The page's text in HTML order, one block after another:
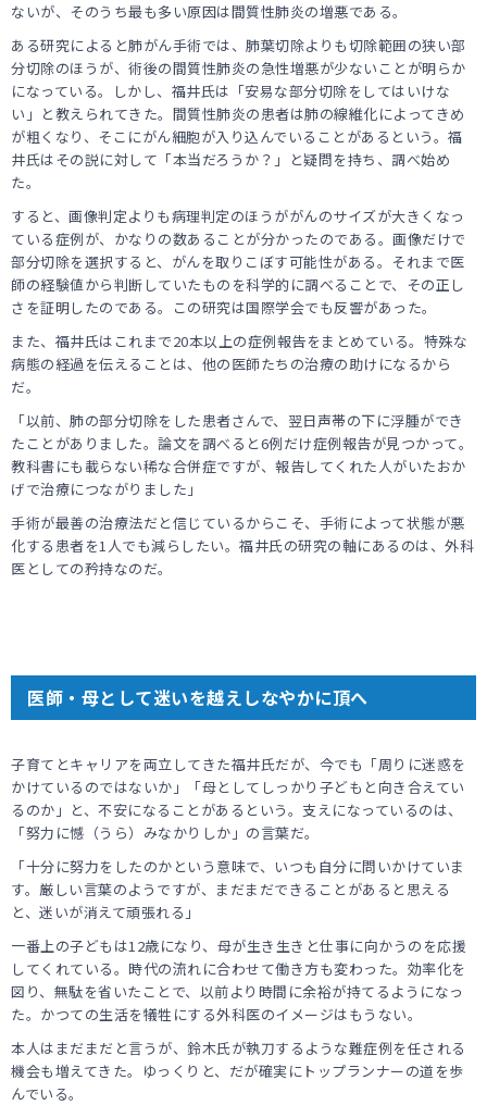
ないが、そのうち最も多い原因は間質性肺炎の増悪である。
ある研究によると肺がん手術では、肺葉切除よりも切除範囲の狭い部
分切除のほうが、術後の間質性肺炎の急性増悪が少ないことが明らか
になっている。しかし、福井氏は「安易な部分切除をしてはいけな
い」と教えられてきた。間質性肺炎の患者は肺の線維化によってきめ
が粗くなり、そこにがん細胞が入り込んでいることがあるという。福
井氏はその説に対して「本当だろうか？」と疑問を持ち、調べ始め
た。
すると、画像判定よりも病理判定のほうががんのサイズが大きくなっ
ている症例が、かなりの数あることが分かったのである。画像だけで
部分切除を選択すると、がんを取りこぼす可能性がある。それまで医
師の経験値から判断していたものを科学的に調べることで、その正し
さを証明したのである。この研究は国際学会でも反響があった。
また、福井氏はこれまで20本以上の症例報告をまとめている。特殊な
病態の経過を伝えることは、他の医師たちの治療の助けになるから
だ。
「以前、肺の部分切除をした患者さんで、翌日声帯の下に浮腫ができ
たことがありました。論文を調べると6例だけ症例報告が見つかって。
教科書にも載らない稀な合併症ですが、報告してくれた人がいたおか
げで治療につながりました」
手術が最善の治療法だと信じているからこそ、手術によって状態が悪
化する患者を1人でも減らしたい。福井氏の研究の軸にあるのは、外科
医としての矜持なのだ。
医師・母として迷いを越えしなやかに頂へ
子育てとキャリアを両立してきた福井氏だが、今でも「周りに迷惑を
かけているのではないか」「母としてしっかり子どもと向き合えてい
るのか」と、不安になることがあるという。支えになっているのは、
「努力に憾（うら）みなかりしか」の言葉だ。
「十分に努力をしたのかという意味で、いつも自分に問いかけていま
す。厳しい言葉のようですが、まだまだできることがあると思える
と、迷いが消えて頑張れる」
一番上の子どもは12歳になり、母が生き生きと仕事に向かうのを応援
してくれている。時代の流れに合わせて働き方も変わった。効率化を
図り、無駄を省いたことで、以前より時間に余裕が持てるようになっ
た。かつての生活を犠牲にする外科医のイメージはもうない。
本人はまだまだと言うが、鈴木氏が執刀するような難症例を任される
機会も増えてきた。ゆっくりと、だが確実にトップランナーの道を歩
んでいる。